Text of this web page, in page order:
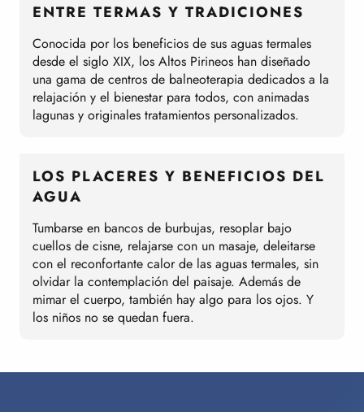
ENTRE TERMAS Y TRADICIONES
Conocida por los beneficios de sus aguas termales
desde el siglo XIX, los Altos Pirineos han diseñado
una gama de centros de balneoterapia dedicados a la
relajación y el bienestar para todos, con animadas
lagunas y originales tratamientos personalizados.
LOS PLACERES Y BENEFICIOS DEL
AGUA
Tumbarse en bancos de burbujas, resoplar bajo
cuellos de cisne, relajarse con un masaje, deleitarse
con el reconfortante calor de las aguas termales, sin
olvidar la contemplación del paisaje. Además de
mimar el cuerpo, también hay algo para los ojos. Y
los niños no se quedan fuera.